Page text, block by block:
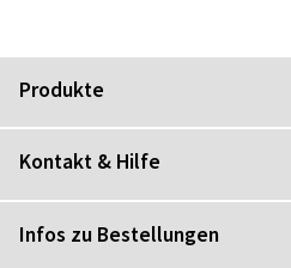
Produkte
Kontakt & Hilfe
Infos zu Bestellungen